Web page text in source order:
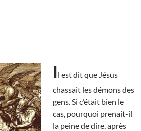
Il est dit que Jésus
chassait les démons des
gens. Si c’était bien le
cas, pourquoi prenait-il
la peine de dire, après